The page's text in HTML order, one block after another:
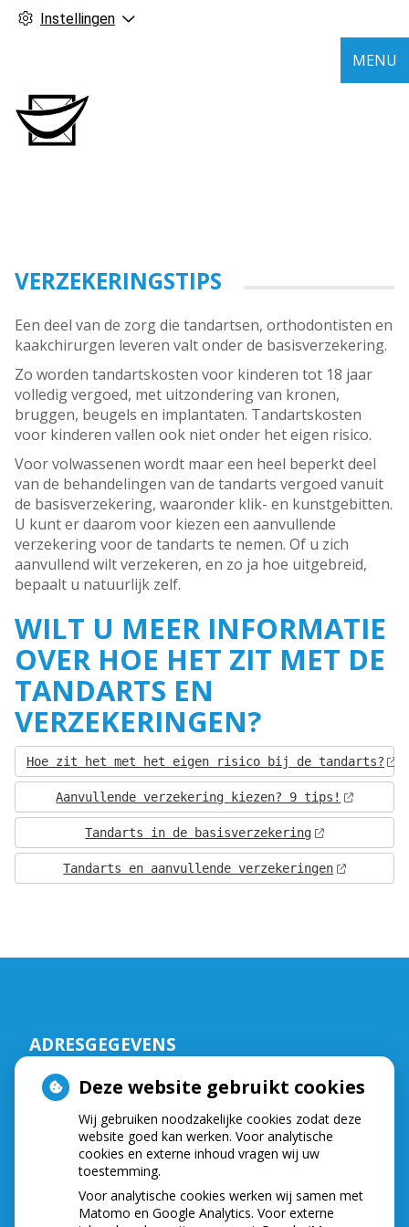
Instellingen
MENU
VERZEKERINGSTIPS
Een deel van de zorg die tandartsen, orthodontisten en
kaakchirurgen leveren valt onder de basisverzekering.
Zo worden tandartskosten voor kinderen tot 18 jaar
volledig vergoed, met uitzondering van kronen,
bruggen, beugels en implantaten. Tandartskosten
voor kinderen vallen ook niet onder het eigen risico.
Voor volwassenen wordt maar een heel beperkt deel
van de behandelingen van de tandarts vergoed vanuit
de basisverzekering, waaronder klik- en kunstgebitten.
U kunt er daarom voor kiezen een aanvullende
verzekering voor de tandarts te nemen. Of u zich
aanvullend wilt verzekeren, en zo ja hoe uitgebreid,
bepaalt u natuurlijk zelf.
WILT U MEER INFORMATIE
OVER HOE HET ZIT MET DE
TANDARTS EN
VERZEKERINGEN?
Hoe zit het met het eigen risico bij de tandarts?
Aanvullende verzekering kiezen? 9 tips!
Tandarts in de basisverzekering
Tandarts en aanvullende verzekeringen
ADRESGEGEVENS
Tuinfluiter 5
3752NA Bunschoten
033 2999533
info@demondzorgkliniek.nl
OPENINGSTIJDEN
Deze website gebruikt cookies
Wij gebruiken noodzakelijke cookies zodat deze
website goed kan werken. Voor analytische
cookies en externe inhoud vragen wij uw
toestemming.
Voor analytische cookies werken wij samen met
Matomo en Google Analytics. Voor externe